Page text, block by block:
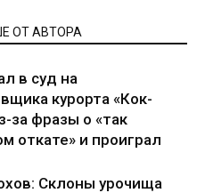
ОТ АВТОРА
в суд на
курорта «Кок-
за фразы о «так
откате» и проиграл
Склоны урочища